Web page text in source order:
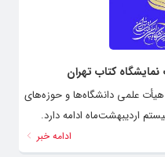
کتاب تهران
هیأت علمی دانشگاه‌ها و حوزه‌های
اردیبهشت‌ماه ادامه دارد.
ادامه خبر